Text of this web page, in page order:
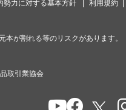
勢力に対する基本方針 利用規約
が割れる等のリスクがあります。
取引業協会